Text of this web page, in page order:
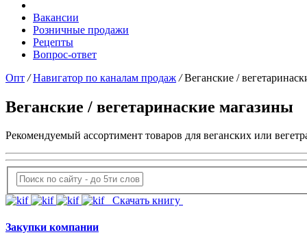
Вакансии
Розничные продажи
Рецепты
Вопрос-ответ
Опт / Навигатор по каналам продаж / Веганские /
Веганские / вегетаринаские магазины
Рекомендуемый ассортимент товаров для веганских или
Скачать книгу
Закупки компании